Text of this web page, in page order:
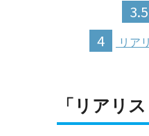
3.5
4 リア
「リアリ